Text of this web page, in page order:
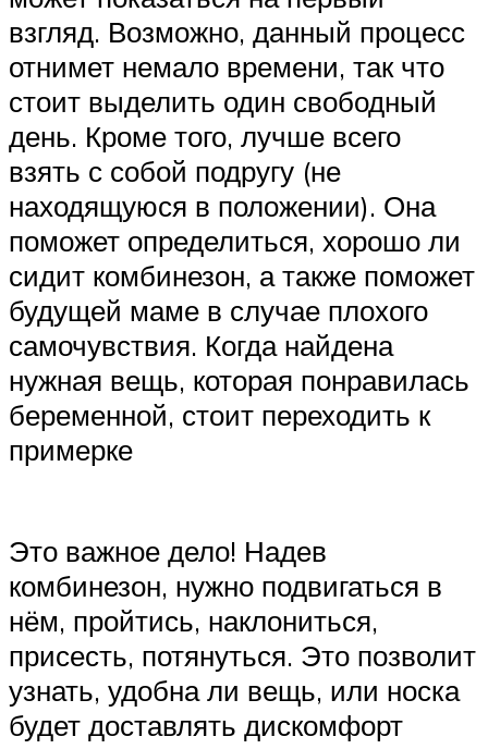
взгляд. Возможно, данный процесс
отнимет немало времени, так что
стоит выделить один свободный
день. Кроме того, лучше всего
взять с собой подругу (не
находящуюся в положении). Она
поможет определиться, хорошо ли
сидит комбинезон, а также поможет
будущей маме в случае плохого
самочувствия. Когда найдена
нужная вещь, которая понравилась
беременной, стоит переходить к
примерке
Это важное дело! Надев
комбинезон, нужно подвигаться в
нём, пройтись, наклониться,
присесть, потянуться. Это позволит
узнать, удобна ли вещь, или носка
будет доставлять дискомфорт